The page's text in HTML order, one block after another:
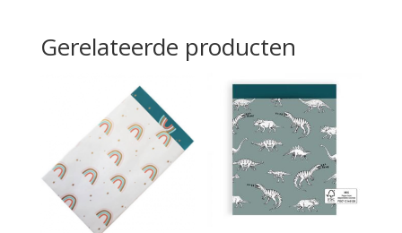
Gerelateerde producten